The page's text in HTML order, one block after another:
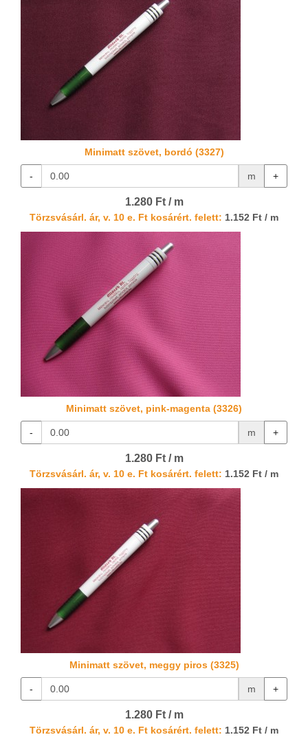
Minimatt szövet, bordó (3327)
- m +
1.280 Ft / m
Törzsvásárl. ár, v. 10 e. Ft kosárért. felett: 1.152 Ft / m
Minimatt szövet, pink-magenta (3326)
- m +
1.280 Ft / m
Törzsvásárl. ár, v. 10 e. Ft kosárért. felett: 1.152 Ft / m
Minimatt szövet, meggy piros (3325)
- m +
1.280 Ft / m
Törzsvásárl. ár, v. 10 e. Ft kosárért. felett: 1.152 Ft / m